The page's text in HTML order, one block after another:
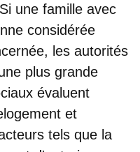
une famille avec
considérée
les autorités
plus grande
évaluent
et
tels que la